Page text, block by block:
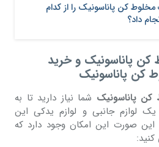
کن پاناسونیک را از کدام
داد؟
پاناسونیک و خرید
کن پاناسونیک
پاناسونیک شما نیاز دارید تا به
لوازم جانبی و لوازم یدکی این
این صورت این امکان وجود دارد که